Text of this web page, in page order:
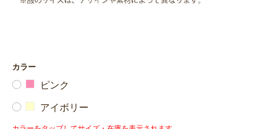
カラー
ピンク
アイボリー